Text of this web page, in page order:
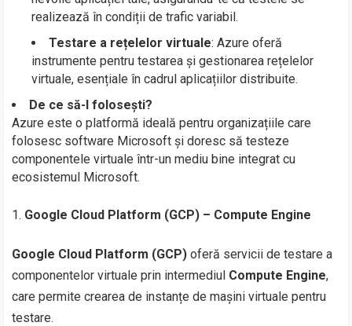
realizează în condiții de trafic variabil.
Testare a rețelelor virtuale: Azure oferă
instrumente pentru testarea și gestionarea rețelelor
virtuale, esențiale în cadrul aplicațiilor distribuite.
De ce să-l folosești?
Azure este o platformă ideală pentru organizațiile care
folosesc software Microsoft și doresc să testeze
componentele virtuale într-un mediu bine integrat cu
ecosistemul Microsoft.
Google Cloud Platform (GCP) – Compute Engine
Google Cloud Platform (GCP) oferă servicii de testare a
componentelor virtuale prin intermediul Compute Engine,
care permite crearea de instanțe de mașini virtuale pentru
testare.